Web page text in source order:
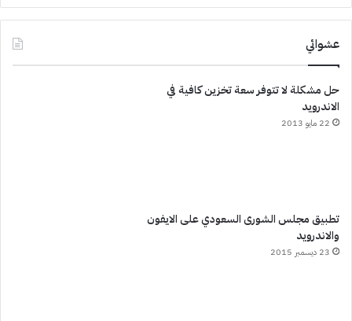
عشوائي
حل مشكلة لا تتوفر سعة تخزين كافية في
الاندرويد
22 مايو 2013
تطبيق مجلس الشورى السعودي على الايفون
والاندرويد
23 ديسمبر 2015